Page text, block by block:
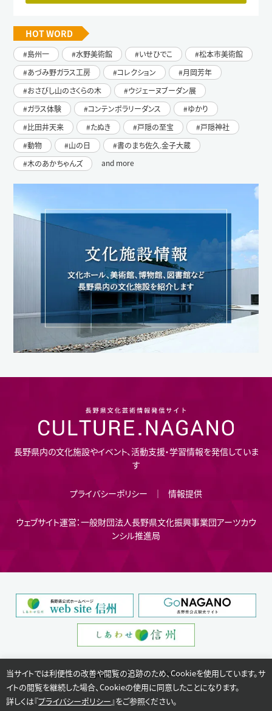
HOT WORD
島州一 水野美術館 いせひでこ
松本市美術館
あづみ野ガラス工房
コレクション
月岡芳年
おさびし山のさくらの木
ウジェーヌブーダン展
ガラス体験
コンテンポラリーダンス
ゆかり
比田井天来
たぬき 戸隠の至宝
戸隠神社
動物
山の日
書のまち佐久.金子大蔵
木のあかちゃんズ
and more
長野県内の文化施設やイベント、活動支援・学習情報を発信していま
す
プライバシーポリシー 情報提供
ウェブサイト運営：一般財団法人長野県文化振興事業団アーツカウ
ンシル推進局
Copyright © Nagano Prefecture.
当サイトでは利便性の改善や閲覧の追跡のため、Cookieを使用しています。サ
イトの閲覧を継続した場合、Cookieの使用に同意したことになります。
詳しくは『プライバシーポリシー 』をご参照ください。